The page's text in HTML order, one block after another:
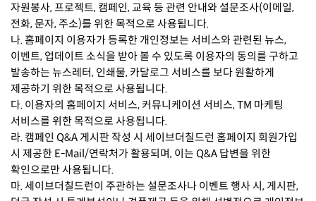
자원봉사, 프로젝트, 캠페인, 교육 등 관련 안내와 설문조사(이메일,
전화, 문자, 주소)를 위한 목적으로 사용됩니다.
나. 홈페이지 이용자가 등록한 개인정보는 서비스와 관련된 뉴스,
이벤트, 업데이트 소식을 받아 볼 수 있도록 이용자의 동의를 구하고
발송하는 뉴스레터, 인쇄물, 카달로그 서비스를 보다 원활하게
제공하기 위한 목적으로 사용됩니다.
다. 이용자의 홈페이지 서비스, 커뮤니케이션 서비스, TM 마케팅
서비스를 위한 목적으로 사용됩니다.
라. 캠페인 Q&A 게시판 작성 시 세이브더칠드런 홈페이지 회원가입
시 제공한 E-Mail/연락처가 활용되며, 이는 Q&A 답변을 위한
확인으로만 사용됩니다.
마. 세이브더칠드런이 주관하는 설문조사나 이벤트 행사 시, 게시판,